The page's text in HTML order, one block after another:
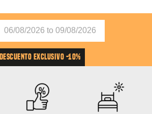
DESCUENTO EXCLUSIVO -10%